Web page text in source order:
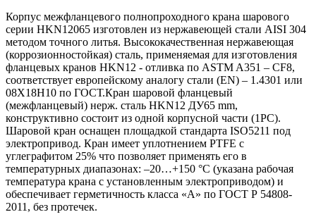
Корпус межфланцевого полнопроходного крана шарового
серии HKN12065 изготовлен из нержавеющей стали AISI 304
методом точного литья. Высококачественная нержавеющая
(коррозионностойкая) сталь, применяемая для изготовления
фланцевых кранов HKN12 - отливка по ASTM A351 – CF8,
соответствует европейскому аналогу стали (EN) – 1.4301 или
08Х18Н10 по ГОСТ.Кран шаровой фланцевый
(межфланцевый) нерж. сталь HKN12 ДУ65 mm,
конструктивно состоит из одной корпусной части (1PC).
Шаровой кран оснащен площадкой стандарта ISO5211 под
электропривод. Кран имеет уплотнением PTFE с
углеграфитом 25% что позволяет применять его в
температурных диапазонах: –20…+150 °С (указана рабочая
температура крана с установленным электроприводом) и
обеспечивает герметичность класса «A» по ГОСТ Р 54808-
2011, без протечек.